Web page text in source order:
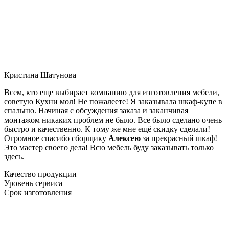
Кристина Шатунова
Всем, кто еще выбирает компанию для изготовления мебели,
советую Кухни мол! Не пожалеете! Я заказывала шкаф-купе в
спальню. Начиная с обсуждения заказа и заканчивая
монтажом никаких проблем не было. Все было сделано очень
быстро и качественно. К тому же мне ещё скидку сделали!
Огромное спасибо сборщику Алексею за прекрасный шкаф!
Это мастер своего дела! Всю мебель буду заказывать только
здесь.
Качество продукции
Уровень сервиса
Срок изготовления